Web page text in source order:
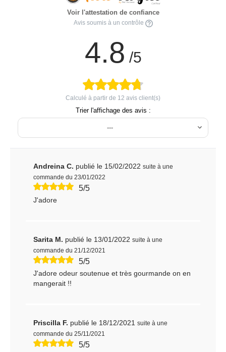
Voir l'attestation de confiance
Avis soumis à un contrôle
4.8 /5
Calculé à partir de 12 avis client(s)
Trier l'affichage des avis :
---
Andreina C. publié le 15/02/2022 suite à une
commande du 23/01/2022
5/5
J'adore
Sarita M. publié le 13/01/2022 suite à une
commande du 21/12/2021
5/5
J'adore odeur soutenue et très gourmande on en
mangerait !!
Priscilla F. publié le 18/12/2021 suite à une
commande du 25/11/2021
5/5